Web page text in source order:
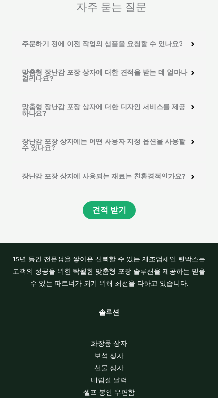
자주 묻는 질문
주문하기 전에 이전 작업의 샘플을 요청할 수 있나요?
맞춤형 장난감 포장 상자에 대한 견적을 받는 데 얼마나
걸리나요?
맞춤형 장난감 포장 상자에 대한 디자인 서비스를 제공
하나요?
장난감 포장 상자에는 어떤 사용자 지정 옵션을 사용할
수 있나요?
장난감 포장 상자에 사용되는 재료는 친환경적인가요?
견적 받기
15년 동안 전문성을 쌓아온 신뢰할 수 있는 제조업체인 랜박스는
고객의 성공을 위한 탁월한 맞춤형 포장 솔루션을 제공하는 믿을
수 있는 파트너가 되기 위해 최선을 다하고 있습니다.
솔루션
화장품 상자
보석 상자
선물 상자
대림절 달력
셀프 봉인 우편함